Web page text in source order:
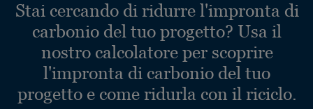
Stai cercando di ridurre l'impronta di
carbonio del tuo progetto? Usa il
nostro calcolatore per scoprire
l'impronta di carbonio del tuo
progetto e come ridurla con il riciclo.